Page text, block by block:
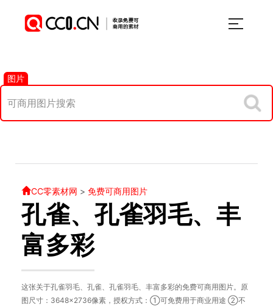
图片
CC零素材网 > 免费可商用图片
孔雀、孔雀羽毛、丰
富多彩
这张关于孔雀羽毛、孔雀、孔雀羽毛、丰富多彩的免费可商用图片。原
图尺寸：3648×2736像素，授权方式：①可免费用于商业用途 ②不